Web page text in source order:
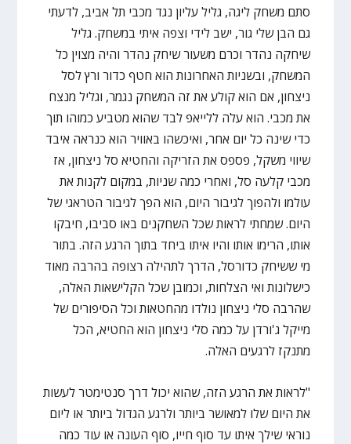
סתם משחק ליגה, גליל עליון נגד מכבי תל אביב, לדעתי
גם הבן שלי גור, ישב לידי וצפה איתי במשחק. גליל
שיחקה נהדר וכרם משעור שיחק נהדר והיה מצוין כל
המשחק, ובשניות האחרונות הוא חטף כדור ורץ לסל
ניצחון, אם הוא קולע את זה המשחק נגמר, וגליל מנצח
את מכבי. הוא עלה ללייאפ לבד שהוא מטביע כמוהו תוך
כדי שינה כל יום אחר, ואיכשהו באוויר הוא כנראה איבד
שיווי משקל, פספס את הזריקה והחטיא סל ניצחון, אז
מכבי קלעה סל, ואחרי כמה שניות, במקום לקנות את
עולמו ולהפוך לגיבור היום, הוא הפך לגיבור הטראגי של
היום. שמחתי לראות שכל השחקנים באו סביבו, חיבקו
אותו, הרימו אותו והיו איתו ביחד בתוך הרגע הזה. בתור
מי ששיחק כדורסל, הדרך לתהילה רצופה בהרבה מאוד
כישלונות ואי הצלחות, וכמובן שכל הקלישאות האלה,
שהרבה סלי ניצחון נולדו מהחטאות וכל הסיפורים של
מייקל ג'ורדן על כמה סלי ניצחון הוא החטיא, הכל
מתנקז לרגעים האלה.
"לראות את הרגע הזה, שהוא יכול דרך סנטימטר לעשות
את היום שלו למאושר ביותר ולרגע הגדול ביותר או ליום
נוראי שילך איתו עד סוף חייו, סוף העונה או עוד כמה